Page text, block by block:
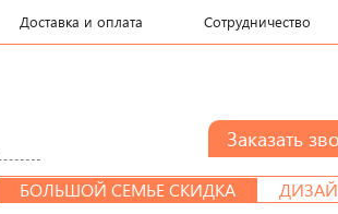
Доставка и оплата Сотрудничество
БОЛЬШОЙ СЕМЬЕ СКИДКА